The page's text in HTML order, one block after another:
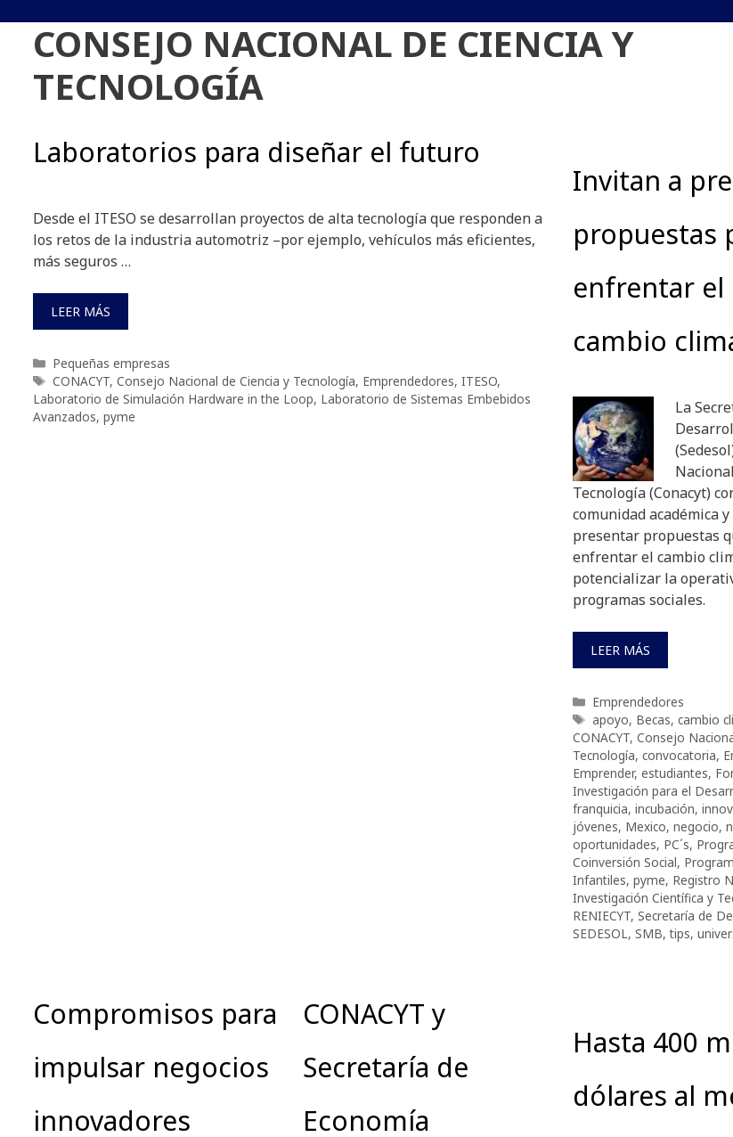
CONSEJO NACIONAL DE CIENCIA Y
TECNOLOGÍA
Laboratorios para diseñar el futuro
Desde el ITESO se desarrollan proyectos de alta tecnología que responden a
los retos de la industria automotriz –por ejemplo, vehículos más eficientes,
más seguros …
LEER MÁS
Categorías
Pequeñas empresas
Etiquetas
CONACYT, Consejo Nacional de Ciencia y Tecnología, Emprendedores, ITESO,
Laboratorio de Simulación Hardware in the Loop, Laboratorio de Sistemas Embebidos
Avanzados, pyme
Invitan a
propuestas
enfrentar el
cambio
La
Tecnología (Conacyt)
comunidad académica
presentar propuestas
enfrentar el cambio
potencializar la
programas sociales.
LEER MÁS
Categorías
Emprendedores
Etiquetas
apoyo, Becas, cambio
CONACYT, Consejo
Tecnología, convocatoria,
Emprender, estudiantes,
Investigación para el
franquicia, incubación,
jóvenes, Mexico, negocio,
oportunidades, PC´s,
Coinversión Social,
Infantiles, pyme, Registro
Investigación Científica y
RENIECYT, Secretaría de
SEDESOL, SMB,tips,
Compromisos para
impulsar negocios
innovadores
CONACYT y
Secretaría de
Economía
Hasta 400
dólares al